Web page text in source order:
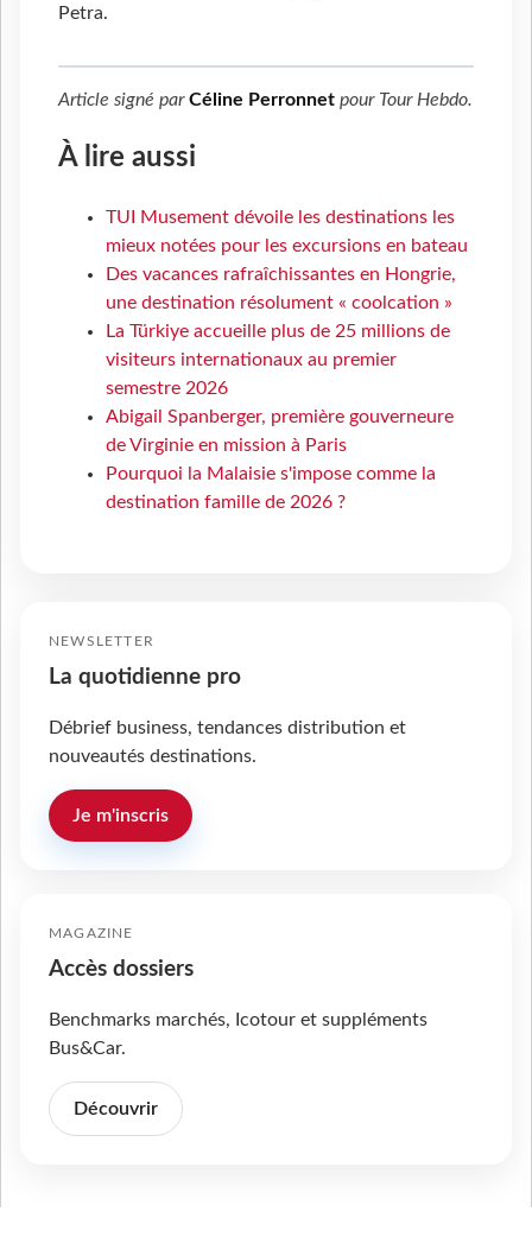
Petra.
Article signé parCéline Perronnet pour Tour Hebdo.
À lire aussi
TUI Musement dévoile les destinations les
mieux notées pour les excursions en bateau
Des vacances rafraîchissantes en Hongrie,
une destination résolument « coolcation »
La Türkiye accueille plus de 25 millions de
visiteurs internationaux au premier
semestre 2026
Abigail Spanberger, première gouverneure
de Virginie en mission à Paris
Pourquoi la Malaisie s'impose comme la
destination famille de 2026 ?
NEWSLETTER
La quotidienne pro
Débrief business, tendances distribution et
nouveautés destinations.
Je m'inscris
MAGAZINE
Accès dossiers
Benchmarks marchés, Icotour et suppléments
Bus&Car.
Découvrir